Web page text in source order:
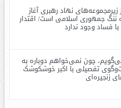
زیرمجموعه‌های نهاد رهبری آغاز
جمهوری اسلامی است/ اقتدار
با فساد وجود ندارد
چون نمی‌خواهم دوباره به
تفصیلی با اکبر خوشکوشک
زنجیره‌ای